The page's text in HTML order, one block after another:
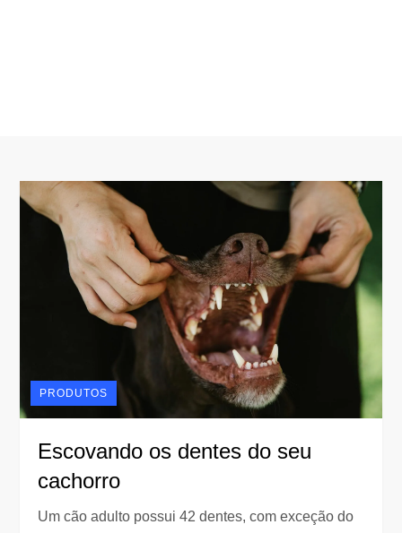
PRODUTOS
Escovando os dentes do seu
cachorro
Um cão adulto possui 42 dentes, com exceção do